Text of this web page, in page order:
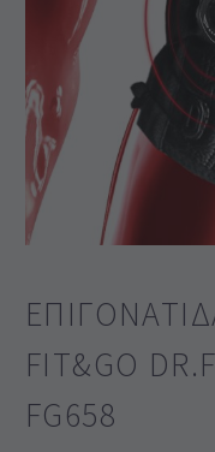
FIT&GO
FG658